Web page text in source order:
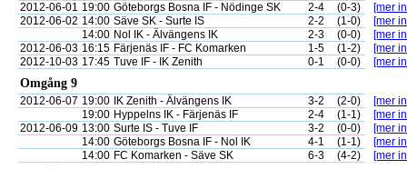
2012-06-01 19:00 Göteborgs Bosna IF - Nödinge SK 2-4 (0-3)
[mer
2012-06-02 14:00 Säve SK - Surte IS 2-2 (1-0)
[mer
14:00 Nol IK - Älvängens IK 2-3 (0-0)
[mer
2012-06-03 16:15 Färjenäs IF - FC Komarken 1-5 (1-2)
[mer
2012-10-03 17:45 Tuve IF - IK Zenith 0-1 (0-0) [mer
Omgång 9
2012-06-07 19:00 IK Zenith - Älvängens IK 3-2 (2-0)
[mer
19:00 Hyppelns IK - Färjenäs IF 2-4 (1-1)
[mer
2012-06-09 13:00 Surte IS - Tuve IF 3-2 (0-0)
[mer
14:00 Göteborgs Bosna IF - Nol IK 4-1 (1-1)
[mer
14:00 FC Komarken - Säve SK 6-3 (4-2) [mer